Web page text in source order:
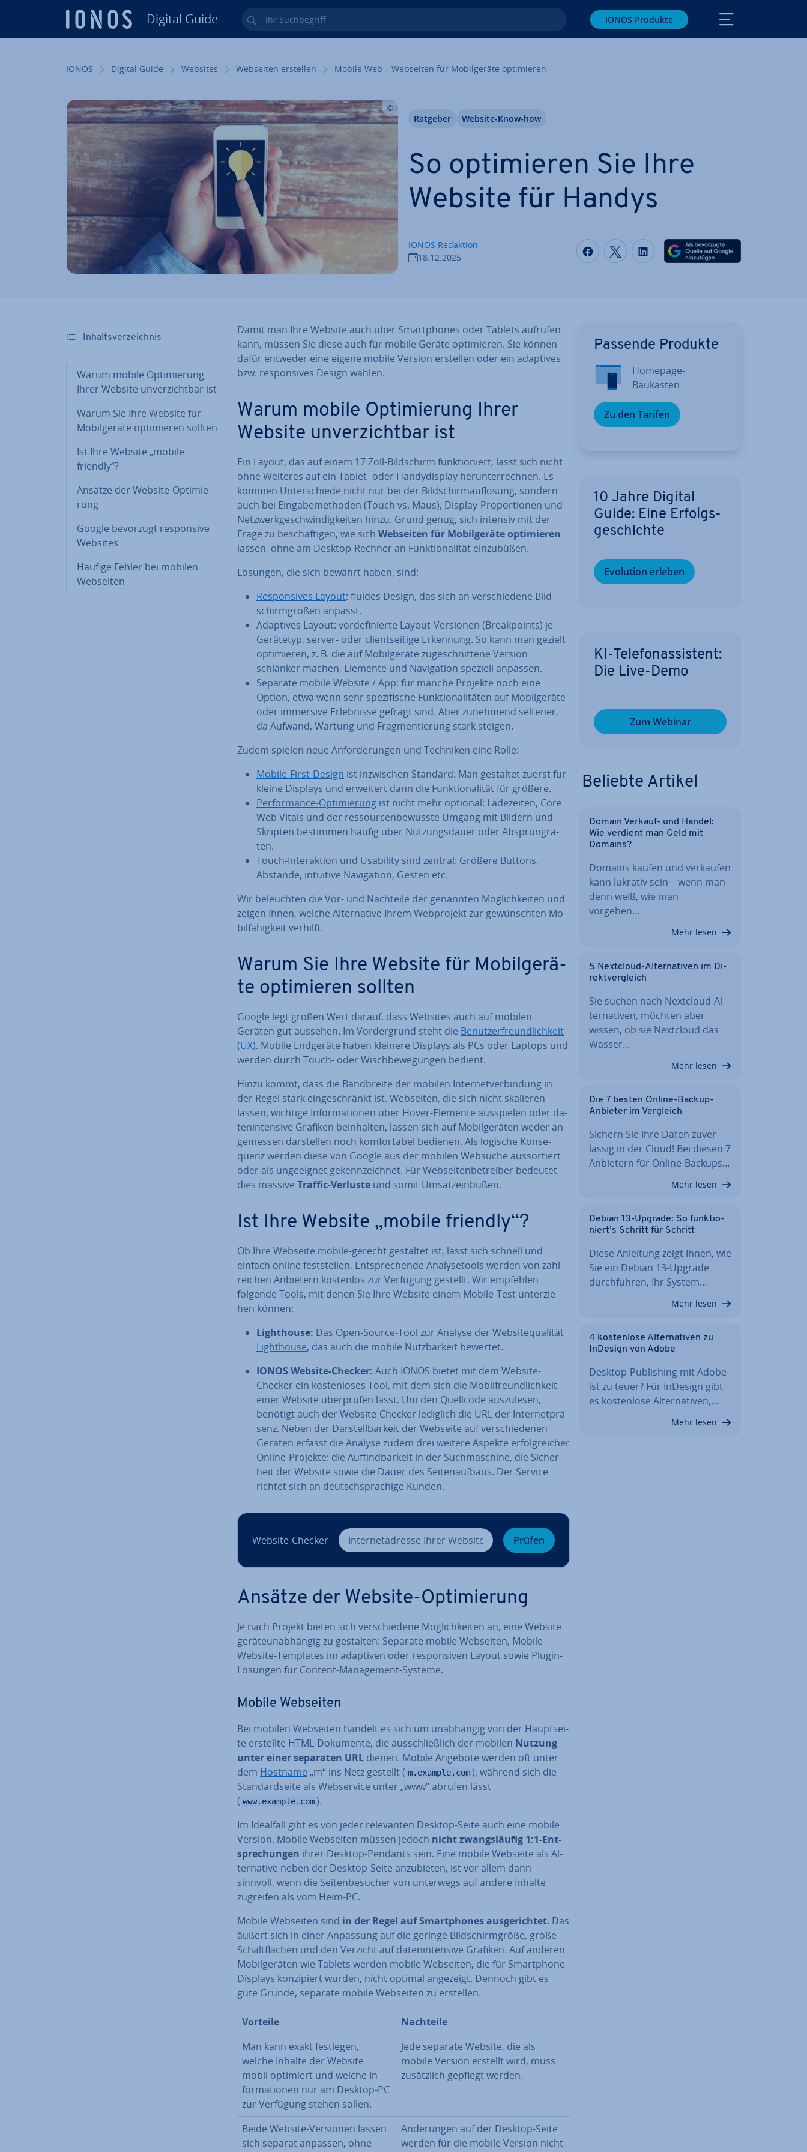
Digital Guide Ihr Such­be­griff IONOS Produkte
IONOS Digital Guide Websites Webseiten erstellen Mobile Web – Webseiten für Mo­bil­ge­rä­te op­ti­mie­ren
So op­ti­mie­ren Sie Ihre
Website für Handys
IONOS Redaktion
18.12.2025
Auf Facebook teilen
Auf Twitter teilen
Auf LinkedIn teilen
Ratgeber Website-Know-how
In­halts­ver­zeich­nis
Warum mobile Op­ti­mie­rung
Ihrer Website un­ver­zicht­bar ist
Warum Sie Ihre Website für
Mo­bil­ge­rä­te op­ti­mie­ren sollten
Ist Ihre Website „mobile
friendly“?
Ansätze der Website-Op­ti­mie­
rung
Google bevorzugt re­spon­si­ve
Websites
Häufige Fehler bei mobilen
Webseiten
Damit man Ihre Website auch über Smart­phones oder Tablets aufrufen
kann, müssen Sie diese auch für mobile Geräte op­ti­mie­ren. Sie können
dafür entweder eine eigene mobile Version erstellen oder ein adaptives
bzw. re­spon­si­ves Design wählen.
Warum mobile Op­ti­mie­rung Ihrer
Website un­ver­zicht­bar ist
Ein Layout, das auf einem 17 Zoll-Bild­schirm funk­tio­niert, lässt sich nicht
ohne Weiteres auf ein Tablet- oder Han­dy­dis­play her­un­ter­rech­nen. Es
kommen Un­ter­schie­de nicht nur bei der Bild­schirm­auf­lö­sung, sondern
auch bei Ein­ga­be­me­tho­den (Touch vs. Maus), Display-Pro­por­tio­nen und
Netz­werk­ge­schwin­dig­kei­ten hinzu. Grund genug, sich intensiv mit der
Frage zu be­schäf­ti­gen, wie sich Webseiten für Mo­bil­ge­rä­te op­ti­mie­ren
lassen, ohne am Desktop-Rechner an Funk­tio­na­li­tät ein­zu­bü­ßen.
Lösungen, die sich bewährt haben, sind:
Re­spon­si­ves Layout: fluides Design, das sich an ver­schie­de­ne Bild­
schirm­grö­ßen anpasst.
Adaptives Layout: vor­de­fi­nier­te Layout-Versionen (Break­points) je
Gerätetyp, server- oder cli­ent­sei­ti­ge Erkennung. So kann man gezielt
op­ti­mie­ren, z. B. die auf Mo­bil­ge­rä­te zu­ge­schnit­te­ne Version
schlanker machen, Elemente und Na­vi­ga­ti­on speziell anpassen.
Separate mobile Website / App: für manche Projekte noch eine
Option, etwa wenn sehr spe­zi­fi­sche Funk­tio­na­li­tä­ten auf Mo­bil­ge­rä­te
oder immersive Er­leb­nis­se gefragt sind. Aber zunehmend seltener,
da Aufwand, Wartung und Frag­men­tie­rung stark steigen.
Zudem spielen neue An­for­de­run­gen und Techniken eine Rolle:
Mobile-First-Design ist in­zwi­schen Standard: Man gestaltet zuerst für
kleine Displays und erweitert dann die Funk­tio­na­li­tät für größere.
Per­for­mance-Op­ti­mie­rung ist nicht mehr optional: La­de­zei­ten, Core
Web Vitals und der res­sour­cen­be­wuss­te Umgang mit Bildern und
Skripten bestimmen häufig über Nut­zungs­dau­er oder Ab­sprungra­
ten.
Touch-In­ter­ak­ti­on und Usability sind zentral: Größere Buttons,
Abstände, intuitive Na­vi­ga­ti­on, Gesten etc.
Wir be­leuch­ten die Vor- und Nachteile der genannten Mög­lich­kei­ten und
zeigen Ihnen, welche Al­ter­na­ti­ve Ihrem Web­pro­jekt zur ge­wünsch­ten Mo­
bil­fä­hig­keit verhilft.
Warum Sie Ihre Website für Mo­bil­ge­rä­
te op­ti­mie­ren sollten
Google legt großen Wert darauf, dass Websites auch auf mobilen
Geräten gut aussehen. Im Vor­der­grund steht die Be­nut­zer­freund­lich­keit
(UX). Mobile Endgeräte haben kleinere Displays als PCs oder Laptops und
werden durch Touch- oder Wisch­be­we­gun­gen bedient.
Hinzu kommt, dass die Band­brei­te der mobilen In­ter­net­ver­bin­dung in
der Regel stark ein­ge­schränkt ist. Webseiten, die sich nicht skalieren
lassen, wichtige In­for­ma­tio­nen über Hover-Elemente aus­spie­len oder da­
ten­in­ten­si­ve Grafiken be­inhal­ten, lassen sich auf Mo­bil­ge­rä­ten weder an­
ge­mes­sen dar­stel­len noch kom­for­ta­bel bedienen. Als logische Kon­se­
quenz werden diese von Google aus der mobilen Websuche aus­sor­tiert
oder als un­ge­eig­net ge­kenn­zeich­net. Für Web­sei­ten­be­trei­ber bedeutet
dies massive Traffic-Verluste und somit Um­satz­ein­bu­ßen.
Ist Ihre Website „mobile friendly“?
Ob Ihre Webseite mobile-gerecht gestaltet ist, lässt sich schnell und
einfach online fest­stel­len. Ent­spre­chen­de Ana­ly­se­tools werden von zahl­
rei­chen Anbietern kostenlos zur Verfügung gestellt. Wir empfehlen
folgende Tools, mit denen Sie Ihre Website einem Mobile-Test un­ter­zie­
hen können:
Light­house: Das Open-Source-Tool zur Analyse der Web­site­qua­li­tät
Light­house, das auch die mobile Nutz­bar­keit bewertet.
IONOS Website-Checker: Auch IONOS bietet mit dem Website-
Checker ein kos­ten­lo­ses Tool, mit dem sich die Mo­bil­freund­lich­keit
einer Website über­prü­fen lässt. Um den Quellcode aus­zu­le­sen,
benötigt auch der Website-Checker lediglich die URL der In­ter­net­prä­
senz. Neben der Dar­stell­bar­keit der Webseite auf ver­schie­de­nen
Geräten erfasst die Analyse zudem drei weitere Aspekte er­folg­rei­cher
Online-Projekte: die Auf­find­bar­keit in der Such­ma­schi­ne, die Si­cher­
heit der Website sowie die Dauer des Sei­ten­auf­baus. Der Service
richtet sich an deutsch­spra­chi­ge Kunden.
Website-Checker Prüfen
Ansätze der Website-Op­ti­mie­rung
Je nach Projekt bieten sich ver­schie­de­ne Mög­lich­kei­ten an, eine Website
ge­rä­te­un­ab­hän­gig zu gestalten: Separate mobile Webseiten, Mobile
Website-Templates im adaptiven oder re­spon­si­ven Layout sowie Plugin-
Lösungen für Content-Ma­nage­ment-Systeme.
Mobile Webseiten
Bei mobilen Webseiten handelt es sich um un­ab­hän­gig von der Haupt­sei­
te erstellte HTML-Dokumente, die aus­schließ­lich der mobilen Nutzung
unter einer separaten URL dienen. Mobile Angebote werden oft unter
dem Hostname „m“ ins Netz gestellt ( m.example.com ), während sich die
Stan­dard­sei­te als Web­ser­vice unter „www“ abrufen lässt
( www.example.com ).
Im Idealfall gibt es von jeder re­le­van­ten Desktop-Seite auch eine mobile
Version. Mobile Webseiten müssen jedoch nicht zwangs­läu­fig 1:1-Ent­
spre­chun­gen ihrer Desktop-Pendants sein. Eine mobile Webseite als Al­
ter­na­ti­ve neben der Desktop-Seite an­zu­bie­ten, ist vor allem dann
sinnvoll, wenn die Sei­ten­be­su­cher von unterwegs auf andere Inhalte
zugreifen als vom Heim-PC.
Mobile Webseiten sind in der Regel auf Smart­phones aus­ge­rich­tet. Das
äußert sich in einer Anpassung auf die geringe Bild­schirm­grö­ße, große
Schalt­flä­chen und den Verzicht auf da­ten­in­ten­si­ve Grafiken. Auf anderen
Mo­bil­ge­rä­ten wie Tablets werden mobile Webseiten, die für Smart­phone-
Displays kon­zi­piert wurden, nicht optimal angezeigt. Dennoch gibt es
gute Gründe, separate mobile Webseiten zu erstellen.
Vorteile
Nachteile
Man kann exakt festlegen,
welche Inhalte der Website
mobil optimiert und welche In­
for­ma­tio­nen nur am Desktop-PC
zur Verfügung stehen sollen.
Jede separate Website, die als
mobile Version erstellt wird, muss
zu­sätz­lich gepflegt werden.
Beide Website-Versionen lassen
sich separat anpassen, ohne
Än­de­run­gen auf der Desktop-Seite
werden für die mobile Version nicht
Passende Produkte
Homepage-
Baukasten
Zu den Tarifen
10 Jahre Digital
Guide: Eine Er­folgs­
ge­schich­te
Evolution erleben
KI-Te­le­fon­as­sis­tent:
Die Live-Demo
Zum Webinar
Beliebte Artikel
Domain Verkauf- und Handel:
Wie verdient man Geld mit
Domains?
Domains kaufen und verkaufen
kann lukrativ sein – wenn man
denn weiß, wie man
vorgehen…
Mehr lesen
5 Nextcloud-Al­ter­na­ti­ven im Di­
rekt­ver­gleich
Sie suchen nach Nextcloud-Al­
ter­na­ti­ven, möchten aber
wissen, ob sie Nextcloud das
Wasser…
Mehr lesen
Die 7 besten Online-Backup-
Anbieter im Vergleich
Sichern Sie Ihre Daten zu­ver­
läs­sig in der Cloud! Bei diesen 7
Anbietern für Online-Backups…
Mehr lesen
Debian 13-Upgrade: So funk­tio­
niert’s Schritt für Schritt
Diese Anleitung zeigt Ihnen, wie
Sie ein Debian 13-Upgrade
durch­füh­ren, Ihr System…
Mehr lesen
4 kos­ten­lo­se Al­ter­na­ti­ven zu
InDesign von Adobe
Desktop-Pu­bli­shing mit Adobe
ist zu teuer? Für InDesign gibt
es kos­ten­lo­se Al­ter­na­ti­ven,…
Mehr lesen